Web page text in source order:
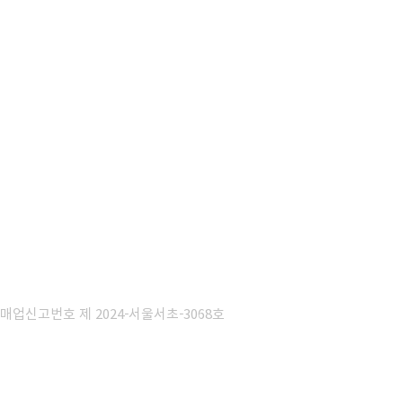
신고번호 제 2024-서울서초-3068호